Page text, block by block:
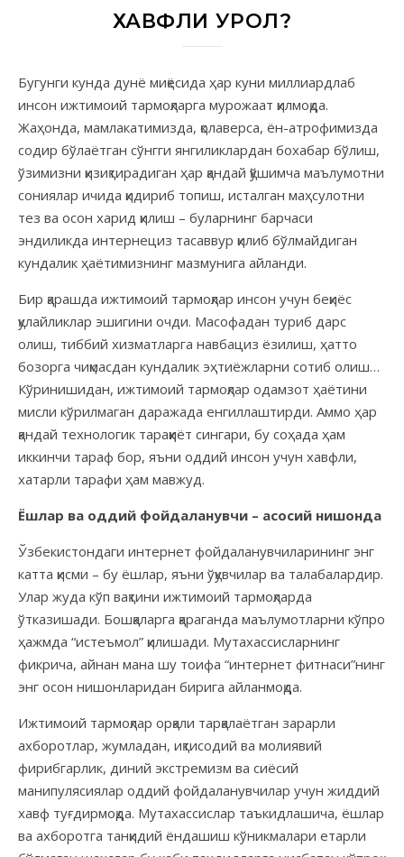
ХАВФЛИ ҚУРОЛ?
Бугунги кунда дунё миқёсида ҳар куни миллиардлаб
инсон ижтимоий тармоқларга мурожаат қилмоқда.
Жаҳонда, мамлакатимизда, қолаверса, ён-атрофимизда
содир бўлаётган сўнгги янгиликлардан бохабар бўлиш,
ўзимизни қизиқтирадиган ҳар қандай қўшимча маълумотни
сониялар ичида қидириб топиш, исталган маҳсулотни
тез ва осон харид қилиш – буларнинг барчаси
эндиликда интернециз тасаввур қилиб бўлмайдиган
кундалик ҳаётимизнинг мазмунига айланди.
Бир қарашда ижтимоий тармоқлар инсон учун беқиёс
қулайликлар эшигини очди. Масофадан туриб дарс
олиш, тиббий хизматларга навбациз ёзилиш, ҳатто
бозорга чиқмасдан кундалик эҳтиёжларни сотиб олиш…
Кўринишидан, ижтимоий тармоқлар одамзот ҳаётини
мисли кўрилмаган даражада енгиллаштирди. Аммо ҳар
қандай технологик тараққиёт сингари, бу соҳада ҳам
иккинчи тараф бор, яъни оддий инсон учун хавфли,
хатарли тарафи ҳам мавжуд.
Ёшлар ва оддий фойдаланувчи – асосий нишонда
Ўзбекистондаги интернет фойдаланувчиларининг энг
катта қисми – бу ёшлар, яъни ўқувчилар ва талабалардир.
Улар жуда кўп вақтини ижтимоий тармоқларда
ўтказишади. Бошқаларга қараганда маълумотларни кўпроқ
ҳажмда “истеъмол” қилишади. Мутахассисларнинг
фикрича, айнан мана шу тоифа “интернет фитнаси”нинг
энг осон нишонларидан бирига айланмоқда.
Ижтимоий тармоқлар орқали тарқалаётган зарарли
ахборотлар, жумладан, иқтисодий ва молиявий
фирибгарлик, диний экстремизм ва сиёсий
манипулясиялар оддий фойдаланувчилар учун жиддий
хавф туғдирмоқда. Мутахассислар таъкидлашича, ёшлар
ва ахборотга танқидий ёндашиш кўникмалари етарли